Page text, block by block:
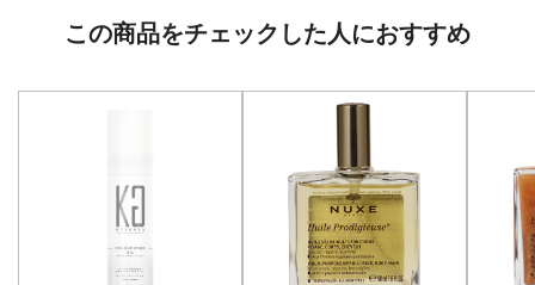
この商品をチェックした人におすすめ